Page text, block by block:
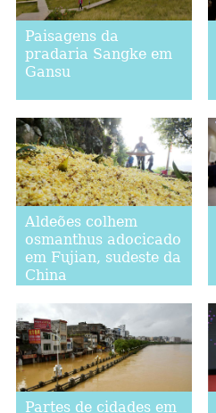
Paisagens da
pradaria Sangke em
Gansu
Aldeões colhem
osmanthus adocicado
em Fujian, sudeste da
China
Partes de cidades em